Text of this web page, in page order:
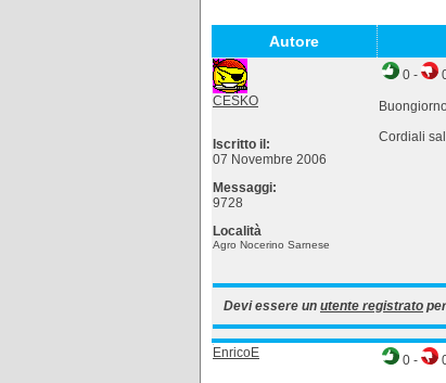
Autore
CESKO
Iscritto il:
07 Novembre 2006
Messaggi:
9728
Località
Agro Nocerino Sarnese
0 -
Cordiali
Devi essere un utente registrato
EnricoE 0 -